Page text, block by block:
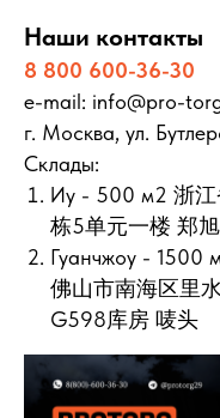
Наши контакты
8 800 600-36-30
e-mail: info@pro-
г. Москва, ул.
Склады:
Иу - 500 м2 浙江
栋5单元一楼 郑
Гуанчжоу - 1500
佛山市南海区里
G598库房 唛头